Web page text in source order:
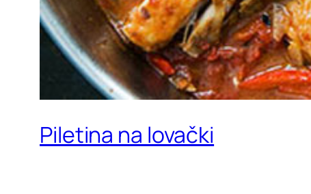
Piletina na lovački